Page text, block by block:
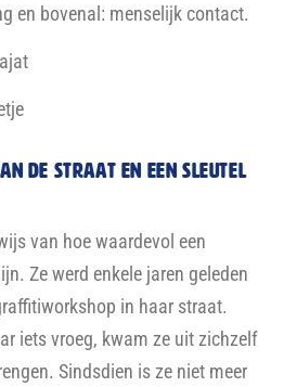
en bovenal: menselijk contact.
de straat en een sleutel
van hoe waardevol een
Ze werd enkele jaren geleden
in haar straat.
iets vroeg, kwam ze uit zichzelf
Sindsdien is ze niet meer